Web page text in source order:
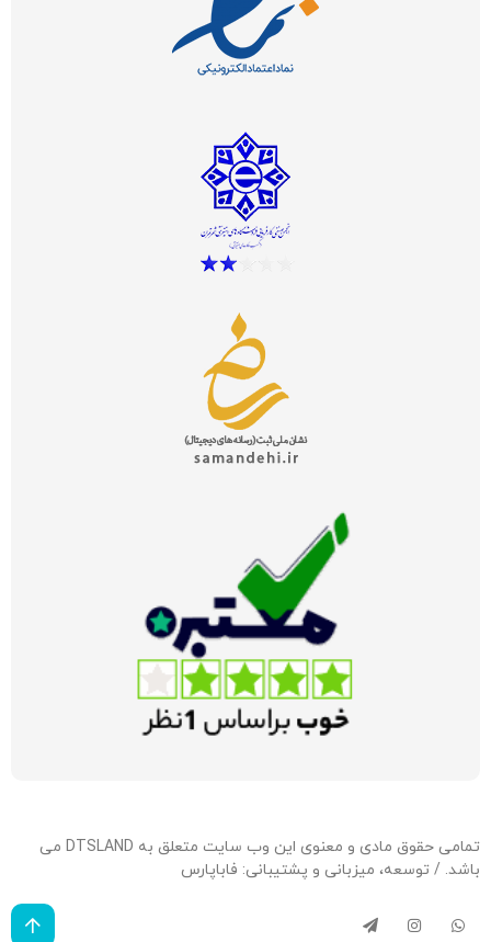
تمامی حقوق مادی و معنوی این وب سایت متعلق به DTSLAND می
باشد. / توسعه، میزبانی و پشتیبانی: فاباپارس